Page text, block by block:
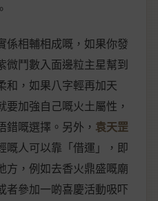
係相輔相成嘅，如果你發
微鬥數入面邊粒主星幫到
和，如果八字輕再加天
加強自己嘅火土屬性，
嘅選擇。另外， 袁天罡
嘅人可以靠「借運」，即
方，例如去香火鼎盛嘅廟
者參加一啲喜慶活動吸吓